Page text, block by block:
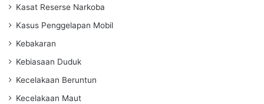
Kasat Reserse Narkoba
Kasus Penggelapan Mobil
Kebakaran
Kebiasaan Duduk
Kecelakaan Beruntun
Kecelakaan Maut